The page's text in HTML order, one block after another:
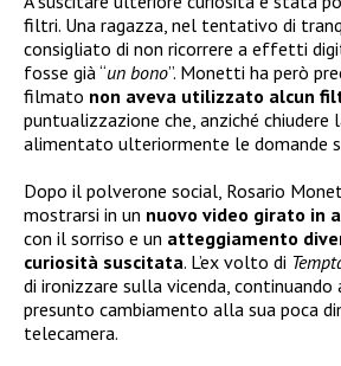
filtri. Una ragazza, nel tentativo di
consigliato di non ricorrere a effetti
fosse già “un bono”. Monetti ha però
filmato non aveva utilizzato alcun
puntualizzazione che, anziché chiudere
alimentato ulteriormente le domande
Dopo il polverone social, Rosario
mostrarsi in un nuovo video girato in
con il sorriso e un atteggiamento
curiosità suscitata. L’ex volto di
di ironizzare sulla vicenda, continuando
presunto cambiamento alla sua poca
telecamera.